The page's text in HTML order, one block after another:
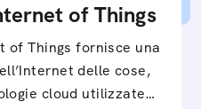
of Things
of Things fornisce una
delle cose,
cloud utilizzate